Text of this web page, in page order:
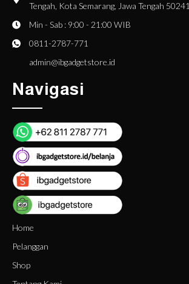
Tengah, Kota Semarang, Jawa Tengah 50241
Min - Sab : 9:00 - 21:00 WIB
0811-2787-771
admin@ibgadgetstore.id
Navigasi
Home
Pelanggan
Shop